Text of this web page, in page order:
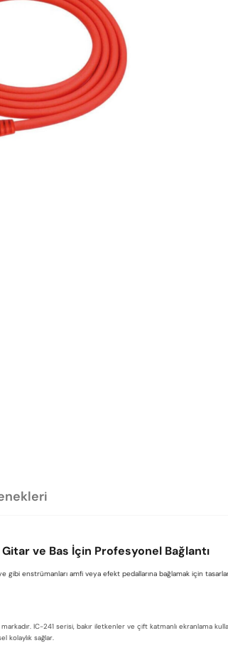
ve Bas İçin Profesyonel Bağlantı
enstrümanları amfi veya efekt pedallarına bağlamak için
IC-241 serisi, bakır iletkenler ve çift katmanlı ekranlama
kolaylık sağlar.